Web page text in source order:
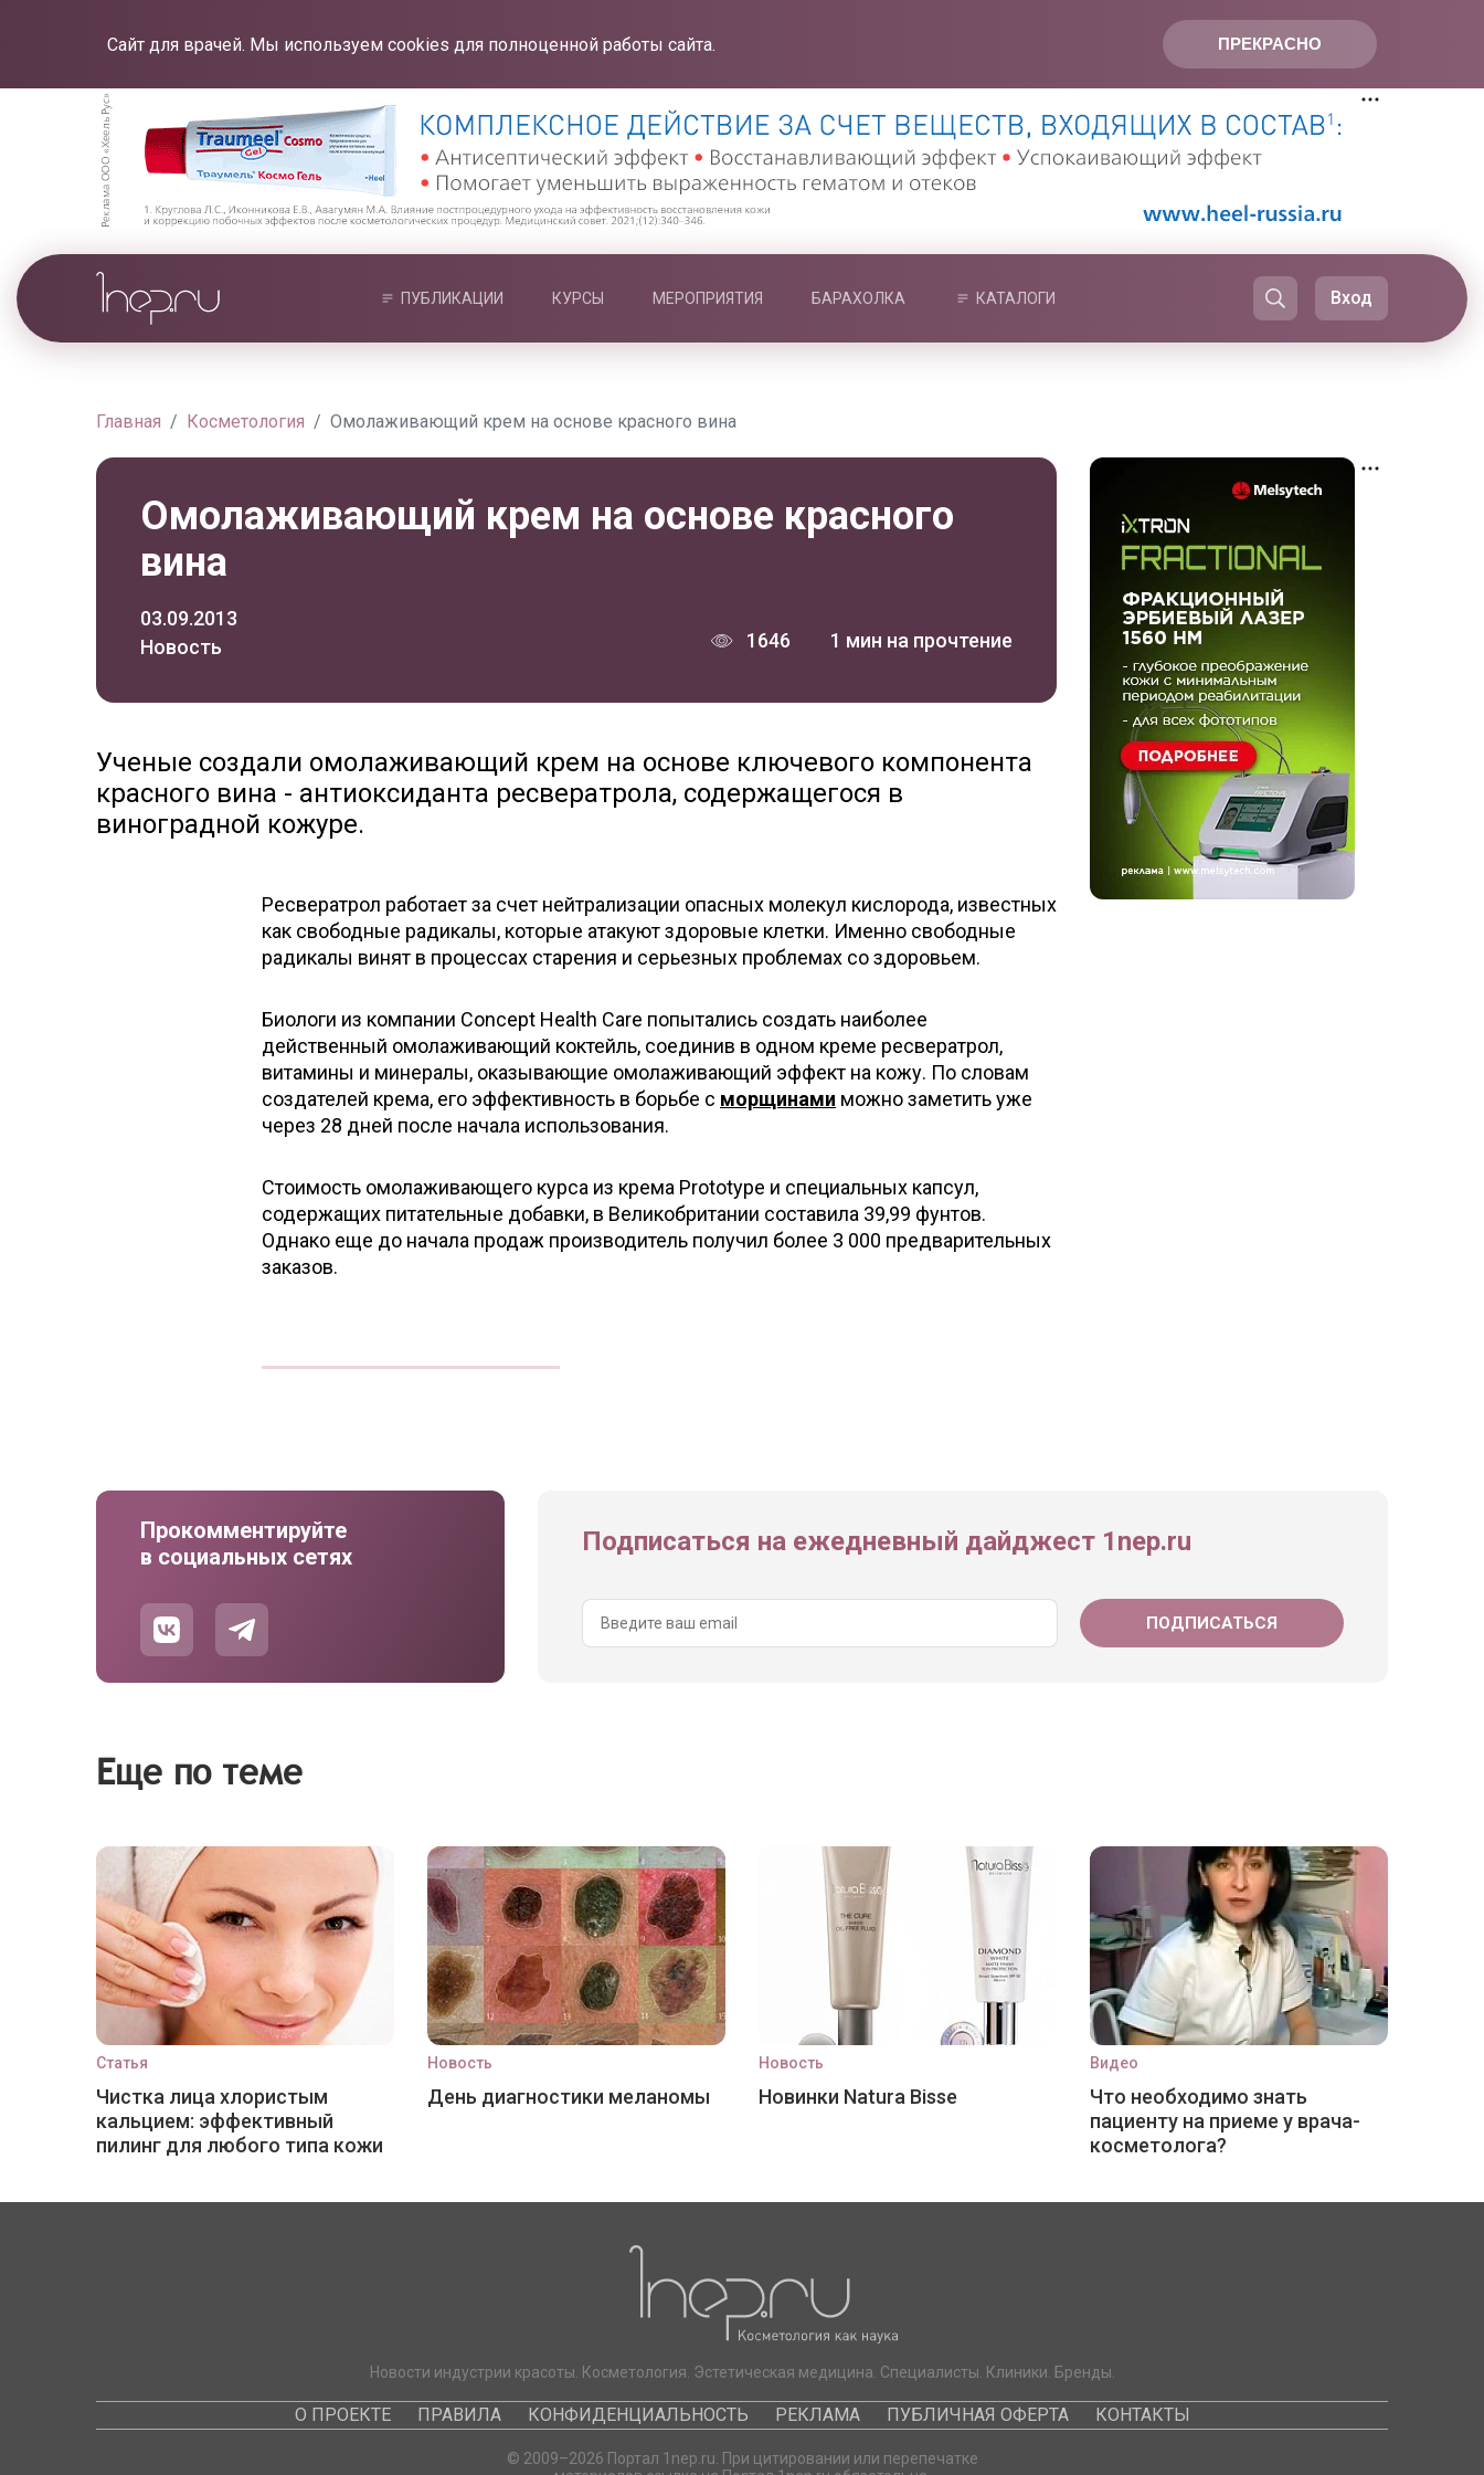
ПРЕКРАСНО
Сайт для врачей. Мы используем cookies для полноценной работы сайта.
ПУБЛИКАЦИИ КУРСЫ МЕРОПРИЯТИЯ БАРАХОЛКА КАТАЛОГИ Вход
Главная Косметология Омолаживающий крем на основе красного вина
Омолаживающий крем на основе красного
вина
03.09.2013
Новость
1646 1 мин на прочтение
Ученые создали омолаживающий крем на основе ключевого компонента
красного вина - антиоксиданта ресвератрола, содержащегося в
виноградной кожуре.
Ресвератрол работает за счет нейтрализации опасных молекул кислорода, известных
как свободные радикалы, которые атакуют здоровые клетки. Именно свободные
радикалы винят в процессах старения и серьезных проблемах со здоровьем.
Биологи из компании Concept Health Care попытались создать наиболее
действенный омолаживающий коктейль, соединив в одном креме ресвератрол,
витамины и минералы, оказывающие омолаживающий эффект на кожу. По словам
создателей крема, его эффективность в борьбе с морщинами можно заметить уже
через 28 дней после начала использования.
Стоимость омолаживающего курса из крема Prototype и специальных капсул,
содержащих питательные добавки, в Великобритании составила 39,99 фунтов.
Однако еще до начала продаж производитель получил более 3 000 предварительных
заказов.
Прокомментируйте
в социальных сетях
Подписаться на ежедневный дайджест 1nep.ru
Еще по теме
Статья
Чистка лица хлористым
кальцием: эффективный
пилинг для любого типа кожи
Новость
День диагностики меланомы
Новость
Новинки Natura Bisse
Видео
Что необходимо знать
пациенту на приеме у врача-
косметолога?
Новости индустрии красоты. Косметология. Эстетическая медицина. Специалисты. Клиники. Бренды.
О ПРОЕКТЕ ПРАВИЛА КОНФИДЕНЦИАЛЬНОСТЬ РЕКЛАМА ПУБЛИЧНАЯ ОФЕРТА КОНТАКТЫ
© 2009–2026 Портал 1nep.ru. При цитировании или перепечатке